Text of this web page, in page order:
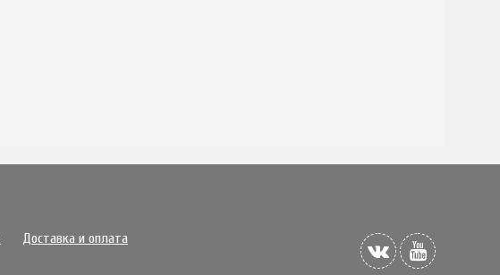
Доставка и оплата